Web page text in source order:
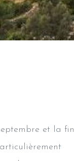
et la fin